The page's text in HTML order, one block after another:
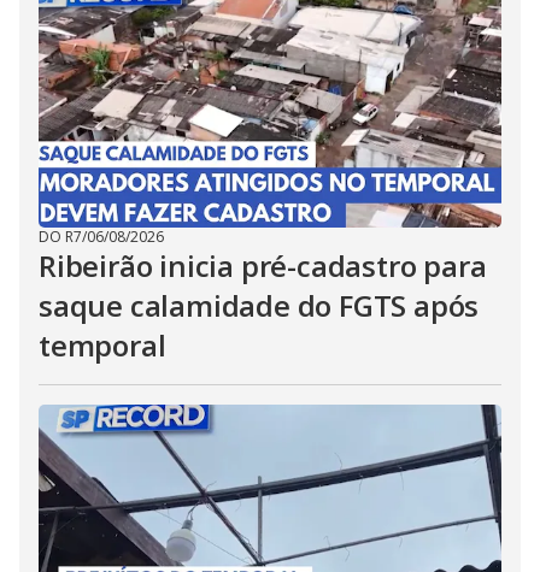
DO R7/06/08/2026
Ribeirão inicia pré-cadastro para
saque calamidade do FGTS após
temporal